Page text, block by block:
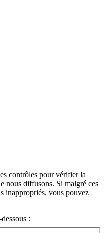
contrôles pour vérifier la
nous diffusons. Si malgré ces
inappropriés, vous pouvez
: